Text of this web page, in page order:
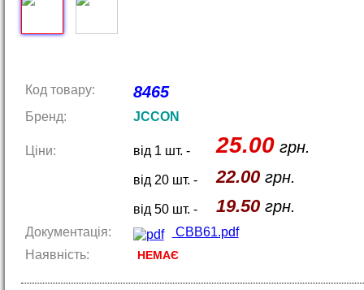
Код товару: 8465
Бренд: JCCON
Ціни: від 1 шт. - 25.00грн.
від 20 шт. - 22.00грн.
від 50 шт. - 19.50грн.
Документація:
CBB61.pdf
Наявність:
НЕМАЄ